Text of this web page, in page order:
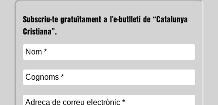
Subscriu-te gratuïtament a l’e-butlletí de “Catalunya
Cristiana”.